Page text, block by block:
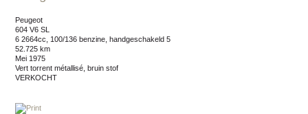
Peugeot
604 V6 SL
6 2664cc, 100/136 benzine, handgeschakeld 5
52.725 km
mei 1975
vert torrent métallisé, bruin stof
VERKOCHT